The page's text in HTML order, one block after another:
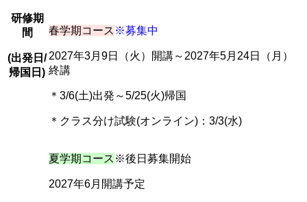
研修期
間
(出発日/
帰国日)
春学期コース ※募集中
2027年3月9日（火）開講～2027年5月24日（月）
終講
＊3/6(土)出発～5/25(火)帰国
＊クラス分け試験(オンライン)：3/3(水)
夏学期コース ※後日募集開始
2027年6月開講予定